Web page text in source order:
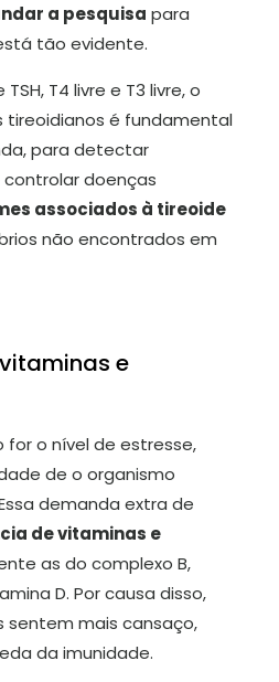
a pesquisa para
tão evidente.
T4 livre e T3 livre, o
é fundamental
para detectar
doenças
associados à tireoide
não encontrados em
e
o nível de estresse,
de o organismo
demanda extra de
de vitaminas e
as do complexo B,
D. Por causa disso,
sentem mais cansaço,
da imunidade.